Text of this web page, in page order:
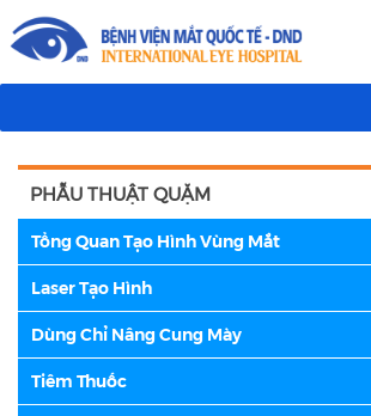
PHẪU THUẬT QUẶM
Tổng Quan Tạo Hình Vùng Mắt
Laser Tạo Hình
Dùng Chỉ Nâng Cung Mày
Tiêm Thuốc